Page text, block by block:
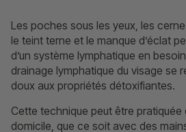
Les poches sous les yeux, les
le teint terne et le manque d’éclat
d’un système lymphatique en
drainage lymphatique du visage se
doux aux propriétés détoxifiantes.
Cette technique peut être pratiquée
domicile, que ce soit avec des